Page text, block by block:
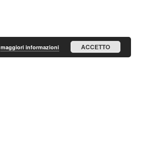
maggiori informazioni ACCETTO